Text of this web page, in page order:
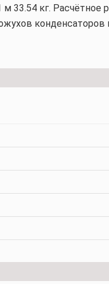
33.54 кг. Расчётное